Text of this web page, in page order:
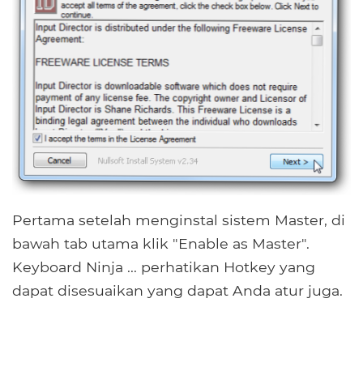
Pertama setelah menginstal sistem Master, di
bawah tab utama klik "Enable as Master".
Keyboard Ninja ... perhatikan Hotkey yang
dapat disesuaikan yang dapat Anda atur juga.